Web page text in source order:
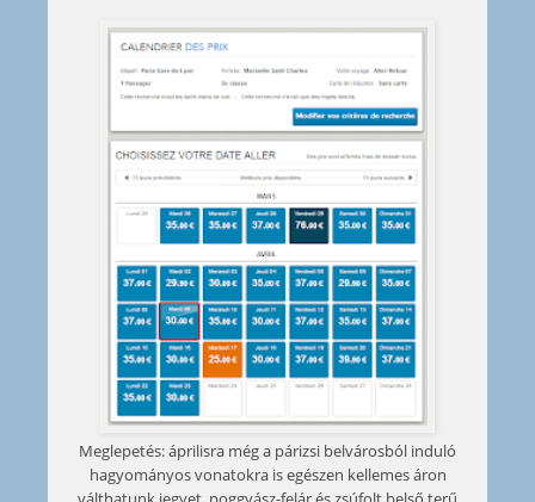
Meglepetés: áprilisra még a párizsi belvárosból induló
hagyományos vonatokra is egészen kellemes áron